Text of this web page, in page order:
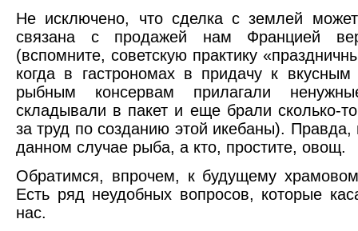
Не исключено, что сделка с землей
связана с продажей нам Францией
(вспомните, советскую практику
когда в гастрономах в придачу к
рыбным консервам прилагали
складывали в пакет и еще брали сколько-то
за труд по созданию этой икебаны). Правда,
данном случае рыба, а кто, простите, овощ.
Обратимся, впрочем, к будущему
Есть ряд неудобных вопросов, которые
нас.